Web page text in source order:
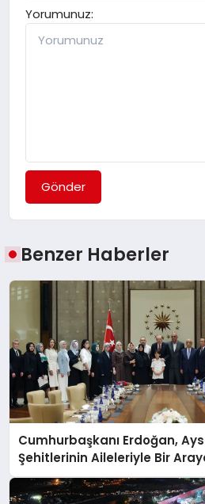
Yorumunuz:
Gönder
Benzer Haberler
Cumhurbaşkanı Erdoğan,
Şehitlerinin Aileleriyle Bir